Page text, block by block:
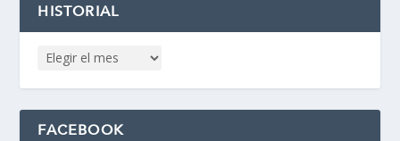
HISTORIAL
FACEBOOK